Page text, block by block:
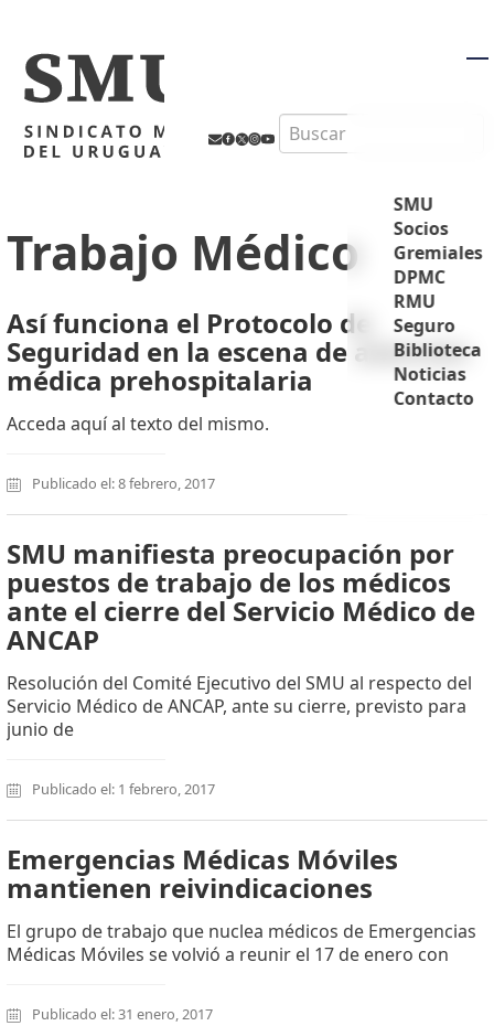
Search
SMU
Socios
Gremiales
DPMC
RMU
Seguro
Biblioteca
Noticias
Contacto
Trabajo Médico
Así funciona el Protocolo de
Seguridad en la escena de atención
médica prehospitalaria
Acceda aquí al texto del mismo.
Publicado el: 8 febrero, 2017
SMU manifiesta preocupación por
puestos de trabajo de los médicos
ante el cierre del Servicio Médico de
ANCAP
Resolución del Comité Ejecutivo del SMU al respecto del
Servicio Médico de ANCAP, ante su cierre, previsto para
junio de
Publicado el: 1 febrero, 2017
Emergencias Médicas Móviles
mantienen reivindicaciones
El grupo de trabajo que nuclea médicos de Emergencias
Médicas Móviles se volvió a reunir el 17 de enero con
Publicado el: 31 enero, 2017